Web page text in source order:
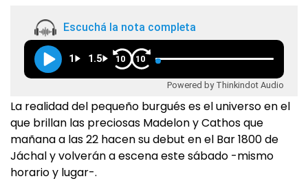
Escuchá la nota completa
1 1.5 10 10
Powered by Thinkindot Audio
La realidad del pequeño burgués es el universo en el
que brillan las preciosas Madelon y Cathos que
mañana a las 22 hacen su debut en el Bar 1800 de
Jáchal y volverán a escena este sábado -mismo
horario y lugar-.